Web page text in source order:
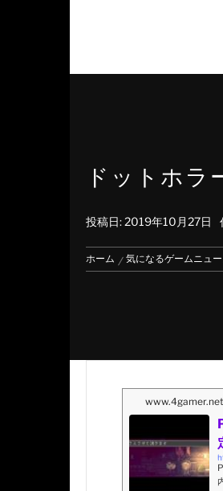
ドットホラ
投稿日:2019年10月27日
ホーム 気になるゲームニュ
www.4gamer.net